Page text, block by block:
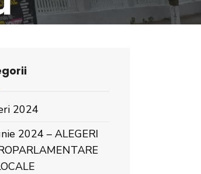
2024
2024 – ALEGERI